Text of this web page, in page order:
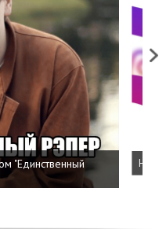
"Единственный
Next